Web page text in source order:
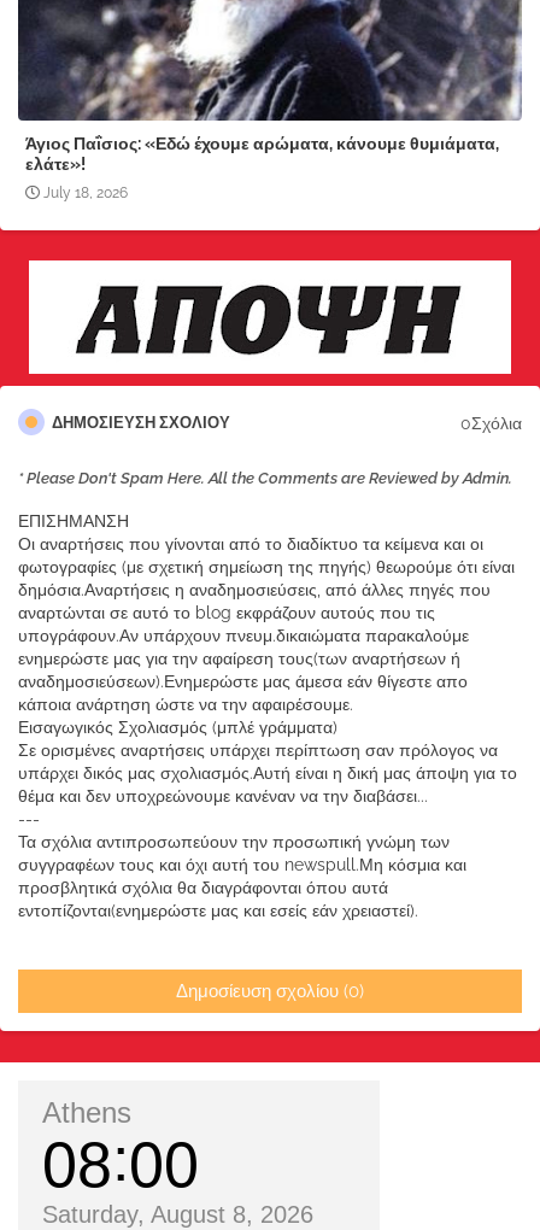
Άγιος Παΐσιος: «Εδώ έχουμε αρώματα, κάνουμε θυμιάματα,
ελάτε»!
July 18, 2026
ΔΗΜΟΣΊΕΥΣΗ ΣΧΟΛΊΟΥ 0Σχόλια
* Please Don't Spam Here. All the Comments are Reviewed by Admin.
ΕΠΙΣΗΜΑΝΣΗ
Οι αναρτήσεις που γίνονται από το διαδίκτυο τα κείμενα και οι
φωτογραφίες (με σχετική σημείωση της πηγής) θεωρούμε ότι είναι
δημόσια.Αναρτήσεις η αναδημοσιεύσεις, από άλλες πηγές που
αναρτώνται σε αυτό το blog εκφράζουν αυτούς που τις
υπογράφουν.Αν υπάρχουν πνευμ.δικαιώματα παρακαλούμε
ενημερώστε μας για την αφαίρεση τους(των αναρτήσεων ή
αναδημοσιεύσεων).Ενημερώστε μας άμεσα εάν θίγεστε απο
κάποια ανάρτηση ώστε να την αφαιρέσουμε.
Εισαγωγικός Σχολιασμός (μπλέ γράμματα)
Σε ορισμένες αναρτήσεις υπάρχει περίπτωση σαν πρόλογος να
υπάρχει δικός μας σχολιασμός.Αυτή είναι η δική μας άποψη για το
θέμα και δεν υποχρεώνουμε κανέναν να την διαβάσει...
---
Τα σχόλια αντιπροσωπεύουν την προσωπική γνώμη των
συγγραφέων τους και όχι αυτή του newspull.Μη κόσμια και
προσβλητικά σχόλια θα διαγράφονται όπου αυτά
εντοπίζονται(ενημερώστε μας και εσείς εάν χρειαστεί).
Δημοσίευση σχολίου (0)
Athens
08 00
Saturday, August 8, 2026